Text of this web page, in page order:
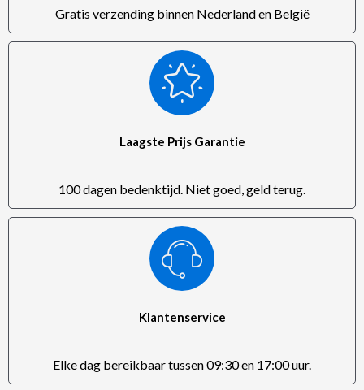
Gratis verzending binnen Nederland en België
Laagste Prijs Garantie
100 dagen bedenktijd. Niet goed, geld terug.
Klantenservice
Elke dag bereikbaar tussen 09:30 en 17:00 uur.